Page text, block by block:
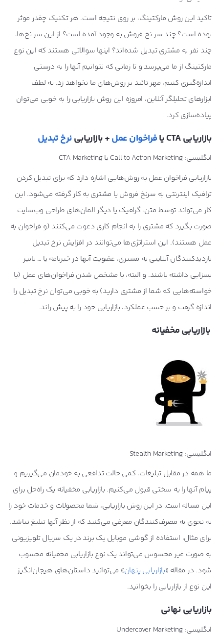
تاکید این روش مارکتینگ، بر روی نتیجه است. هر تکنیک چقدر موثر
بوده است؟ چند سر نخ فروش به وجود آمده است؟ از این سر نخ‌ها،
چند نفر به مشتری تبدیل شده‌اند؟ اینها سوالاتی هستند که این نوع
مارکتینگ از ما می‌پرسد و تا زمانی که نتوانیم آنها را به درستی
اندازه‌گیری کنیم، مهر تائید بر روش‌های ما نخواهد زد. به لطف
ابزارهای تحلیلگر آنلاین، امروزه این روش بازاریابی را به خوبی می‌توان
پیاده‌سازی کرد.
بازاریابی CTA یا فراخوان عمل+ بازاریابینرخ تبدیل
انگلیسی: Call to Action Marketing یا CTA Marketing
بازاریابی فراخوان عمل به روش‌هایی اشاره دارد که برای تبدیل کردن
ترافیک اینترنتی به سرنخ فروش یا مشتری به کار گرفته می‌شود. این
کار می‌تواند توسط متن، گرافیک یا دیگر المان‌های طراحی وب‌سایت
صورت بگیرد که مشتری را به انجام کاری دعوت می‌کنند (و فراخوان به
عمل هستند). این استراتژی‌ها می‌توانند در افزایش نرخ تبدیل
بازدیدکنندگان آنلاینی به مشتری، عضویت آنها در خبرنامه یا … تاثیر
بسزایی داشته باشند. و البته، با مشخص شدن فراخوان‌های عمل (یا
خواسته‌هایی که شما از مشتری دارید) به خوبی می‌توان نرخ تبدیل را
اندازه گرفت و بر حسب عملکرد، بازاریابی خود را به پیش راند.
بازاریابی مخفیانه
انگلیسی: Stealth Marketing
ما همه در مقابل تبلیغات، کمی حالت تدافعی به خودمان می‌گیریم و
پیام آنها را به سختی قبول می‌کنیم. بازاریابی مخفیانه یک راه‌حل برای
این مساله است. در این روش بازاریابی، شما محصولات و خدمات خود را
به نحوی به مصرف‌کنندگان معرفی می‌کنید که از نظر آنها تبلیغ نباشد.
برای مثال، استفاده از گوشی موبایل یک برند در یک سریال تلویزیونی
به صورت غیر محسوس می‌تواند یک نوع بازاریابی مخفیانه محسوب
شود. در مقاله «بازاریابی پنهان» می‌توانید داستان‌های هیجان‌انگیز
این نوع از بازاریابی را بخوانید.
بازاریابی نهانی
انگلیسی: Undercover Marketing